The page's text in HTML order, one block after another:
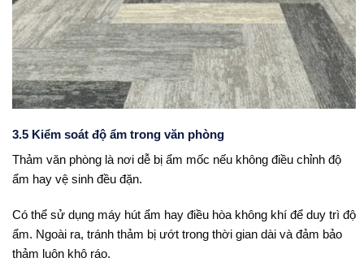
3.5 Kiểm soát độ ẩm trong văn phòng
Thảm văn phòng là nơi dễ bị ẩm mốc nếu không điều chỉnh độ
ẩm hay vệ sinh đều đặn.
Có thể sử dụng máy hút ẩm hay điều hòa không khí để duy trì độ
ẩm. Ngoài ra, tránh thảm bị ướt trong thời gian dài và đảm bảo
thảm luôn khô ráo.